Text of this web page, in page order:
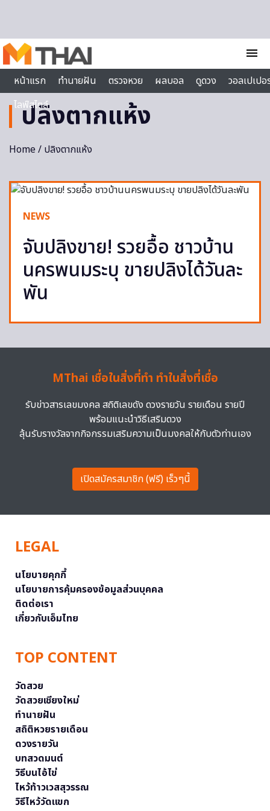
menu
หน้าแรก
ทำนายฝัน ตรวจหวย ผลบอล ดูดวง
วอลเปเป
ไลฟ์สไตล์
ปลิงตากแห้ง
Home/ ปลิงตากแห้ง
NEWS
จับปลิงขาย! รวยอื้อ ชาวบ้าน
นครพนมระบุ ขายปลิงได้วันละ
พัน
MThai เชื่อในสิ่งที่ทำ ทำในสิ่งที่เชื่อ
รับข่าวสารเลขมงคล สถิติเลขดัง ดวงรายวัน รายเดือน รายปี
พร้อมแนะนำวิธีเสริมดวง
ลุ้นรับรางวัลจากกิจกรรมเสริมความเป็นมงคลให้กับตัวท่านเอง
เปิดสมัครสมาชิก (ฟรี) เร็วๆนี้
LEGAL
นโยบายคุกกี้
นโยบายการคุ้มครองข้อมูลส่วนบุคคล
ติดต่อเรา
เกี่ยวกับเอ็มไทย
TOP CONTENT
วัดสวย
วัดสวยเชียงใหม่
ทำนายฝัน
สถิติหวยรายเดือน
ดวงรายวัน
บทสวดมนต์
วิธีบนไอ้ไข่
ไหว้ท้าวเวสสุวรรณ
วิธีไหว้วัดแขก